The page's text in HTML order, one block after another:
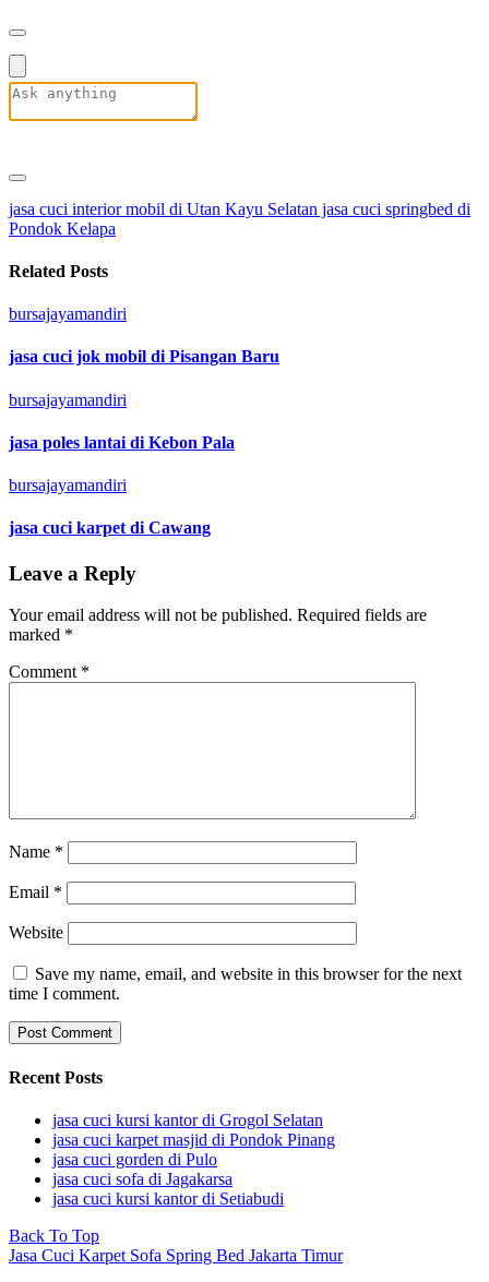
jasa cuci interior mobil di Utan Kayu Selatan jasa cuci springbed di
Pondok Kelapa
Related Posts
bursajayamandiri
jasa cuci jok mobil di Pisangan Baru
bursajayamandiri
jasa poles lantai di Kebon Pala
bursajayamandiri
jasa cuci karpet di Cawang
Leave a Reply
Your email address will not be published. Required fields are
marked *
Comment *
Name *
Email *
Website
Save my name, email, and website in this browser for the next
time I comment.
Recent Posts
jasa cuci kursi kantor di Grogol Selatan
jasa cuci karpet masjid di Pondok Pinang
jasa cuci gorden di Pulo
jasa cuci sofa di Jagakarsa
jasa cuci kursi kantor di Setiabudi
Back To Top
Jasa Cuci Karpet Sofa Spring Bed Jakarta Timur